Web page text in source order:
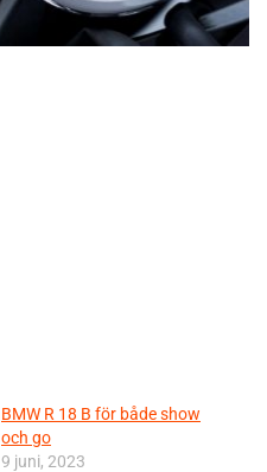
BMW R 18 B för både show
och go
9 juni, 2023